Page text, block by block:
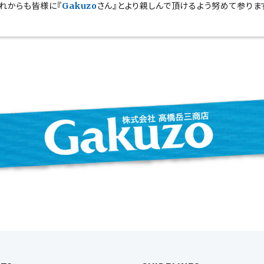
からも皆様に『Gakuzoさん』とより親しんで頂けるよう努めて参りま